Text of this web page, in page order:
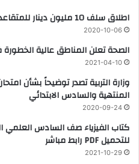
اطلاق سلف 10 مليون دينار للمتقاعدين وبدون كفيل
2020-10-06
الصحة تعلن المناطق عالية
2021-04-10
وزارة التربية تصدر توضيحاً بشأن
المنتهية والسادس الابتدائي
2020-09-24
للتحميل PDF رابط مباشر
2021-10-29